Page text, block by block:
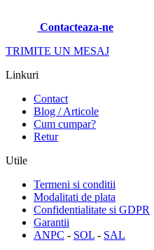
Contacteaza-ne
TRIMITE UN MESAJ
Linkuri
Contact
Blog / Articole
Cum cumpar?
Retur
Utile
Termeni si conditii
Modalitati de plata
Confidentialitate si GDPR
Garantii
ANPC - SOL - SAL